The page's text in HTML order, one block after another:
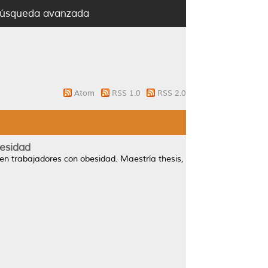
avanzada
Atom RSS 1.0 RSS 2.0
trabajadores con obesidad. Maestría thesis,